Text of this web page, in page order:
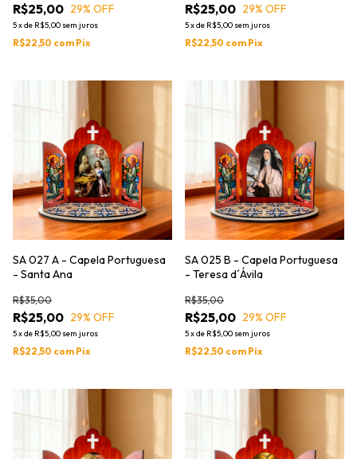
R$25,00 29% OFF
5xde R$5,00 sem juros
R$22,50 com Pix
R$25,00 29% OFF
5xde R$5,00 sem juros
R$22,50 com Pix
SA 027 A - Capela Portuguesa
- Santa Ana
R$25,00
R$35,00
29% OFF
5xde R$5,00 sem juros
R$22,50 com Pix
SA 025 B - Capela Portuguesa
- Teresa d´Ávila
R$25,00
R$35,00
29% OFF
5xde R$5,00 sem juros
R$22,50 com Pix